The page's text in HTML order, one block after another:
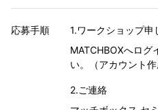
応募手順
1.ワークショップ申
MATCHBOXへログ
い。（アカウント
2.ご連絡